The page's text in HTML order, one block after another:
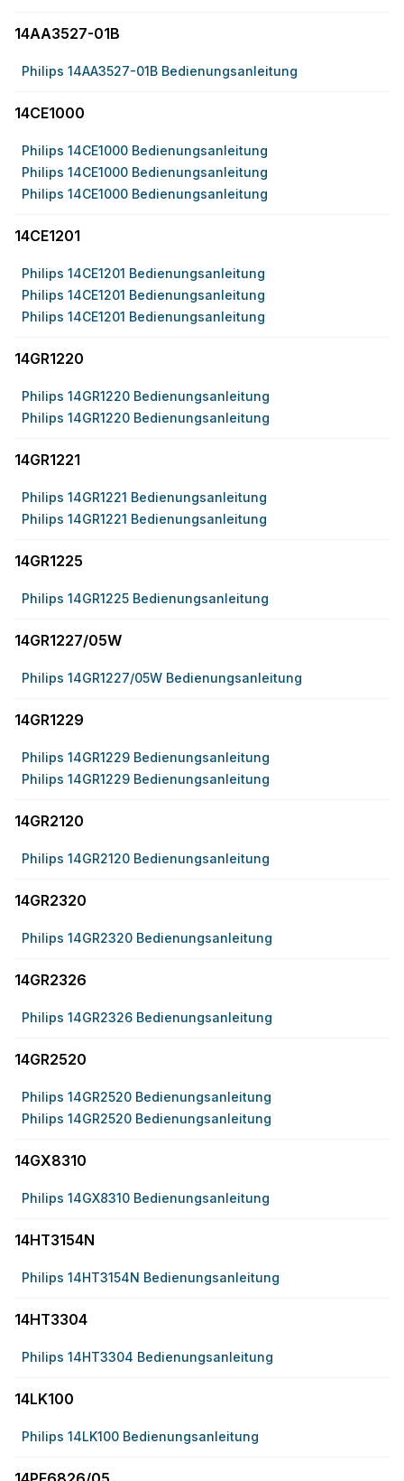
14AA3527-01B
Philips 14AA3527-01B Bedienungsanleitung
14CE1000
Philips 14CE1000 Bedienungsanleitung
Philips 14CE1000 Bedienungsanleitung
Philips 14CE1000 Bedienungsanleitung
14CE1201
Philips 14CE1201 Bedienungsanleitung
Philips 14CE1201 Bedienungsanleitung
Philips 14CE1201 Bedienungsanleitung
14GR1220
Philips 14GR1220 Bedienungsanleitung
Philips 14GR1220 Bedienungsanleitung
14GR1221
Philips 14GR1221 Bedienungsanleitung
Philips 14GR1221 Bedienungsanleitung
14GR1225
Philips 14GR1225 Bedienungsanleitung
14GR1227/05W
Philips 14GR1227/05W Bedienungsanleitung
14GR1229
Philips 14GR1229 Bedienungsanleitung
Philips 14GR1229 Bedienungsanleitung
14GR2120
Philips 14GR2120 Bedienungsanleitung
14GR2320
Philips 14GR2320 Bedienungsanleitung
14GR2326
Philips 14GR2326 Bedienungsanleitung
14GR2520
Philips 14GR2520 Bedienungsanleitung
Philips 14GR2520 Bedienungsanleitung
14GX8310
Philips 14GX8310 Bedienungsanleitung
14HT3154N
Philips 14HT3154N Bedienungsanleitung
14HT3304
Philips 14HT3304 Bedienungsanleitung
14LK100
Philips 14LK100 Bedienungsanleitung